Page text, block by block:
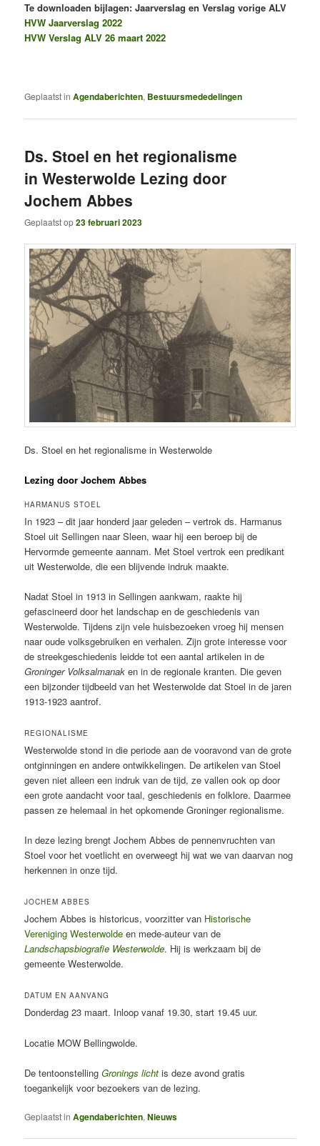
Te downloaden bijlagen: Jaarverslag en Verslag vorige ALV
HVW Jaarverslag 2022
HVW Verslag ALV 26 maart 2022
Geplaatst in Agendaberichten, Bestuursmededelingen
Ds. Stoel en het regionalisme
in Westerwolde Lezing door
Jochem Abbes
Geplaatst op23 februari 2023
Ds. Stoel en het regionalisme in Westerwolde
Lezing door Jochem Abbes
HARMANUS STOEL
In 1923 – dit jaar honderd jaar geleden – vertrok ds. Harmanus
Stoel uit Sellingen naar Sleen, waar hij een beroep bij de
Hervormde gemeente aannam. Met Stoel vertrok een predikant
uit Westerwolde, die een blijvende indruk maakte.
Nadat Stoel in 1913 in Sellingen aankwam, raakte hij
gefascineerd door het landschap en de geschiedenis van
Westerwolde. Tijdens zijn vele huisbezoeken vroeg hij mensen
naar oude volksgebruiken en verhalen. Zijn grote interesse voor
de streekgeschiedenis leidde tot een aantal artikelen in de
Groninger Volksalmanak en in de regionale kranten. Die geven
een bijzonder tijdbeeld van het Westerwolde dat Stoel in de jaren
1913-1923 aantrof.
REGIONALISME
Westerwolde stond in die periode aan de vooravond van de grote
ontginningen en andere ontwikkelingen. De artikelen van Stoel
geven niet alleen een indruk van de tijd, ze vallen ook op door
een grote aandacht voor taal, geschiedenis en folklore. Daarmee
passen ze helemaal in het opkomende Groninger regionalisme.
In deze lezing brengt Jochem Abbes de pennenvruchten van
Stoel voor het voetlicht en overweegt hij wat we van daarvan nog
herkennen in onze tijd.
JOCHEM ABBES
Jochem Abbes is historicus, voorzitter van Historische
Vereniging Westerwolde en mede-auteur van de
Landschapsbiografie Westerwolde. Hij is werkzaam bij de
gemeente Westerwolde.
DATUM EN AANVANG
Donderdag 23 maart. Inloop vanaf 19.30, start 19.45 uur.
Locatie MOW Bellingwolde.
De tentoonstellingGronings licht is deze avond gratis
toegankelijk voor bezoekers van de lezing.
Geplaatst in Agendaberichten,Nieuws